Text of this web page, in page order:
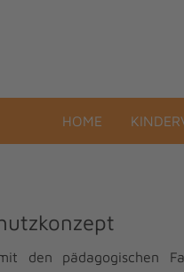
HOME
den pädagogischen